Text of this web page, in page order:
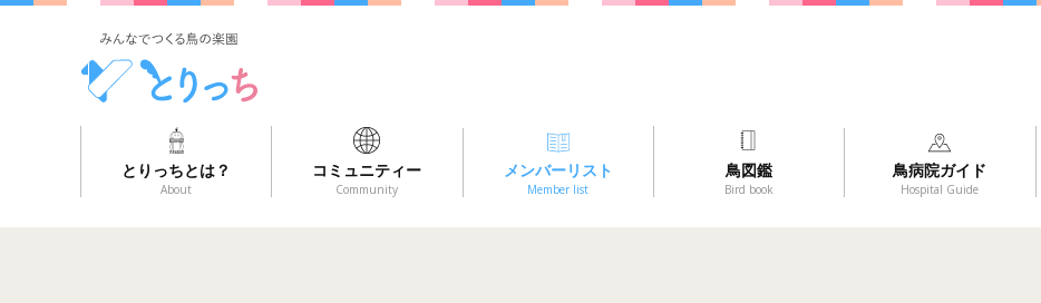
とりっちとは？
About
コミュニティー
Community
メンバーリスト
Member list
鳥図鑑
Bird book
鳥病院ガイド
Hospital Guide